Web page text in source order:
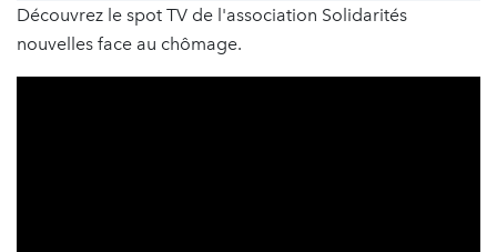
Découvrez le spot TV de l'association Solidarités
nouvelles face au chômage.